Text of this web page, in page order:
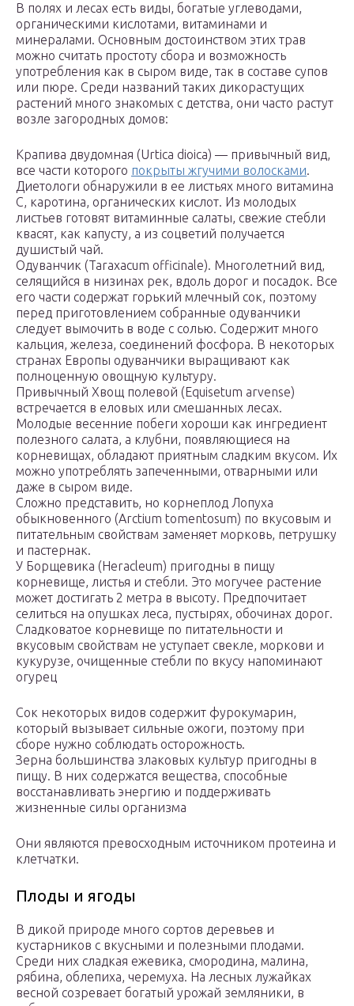
В полях и лесах есть виды, богатые углеводами,
органическими кислотами, витаминами и
минералами. Основным достоинством этих трав
можно считать простоту сбора и возможность
употребления как в сыром виде, так в составе супов
или пюре. Среди названий таких дикорастущих
растений много знакомых с детства, они часто растут
возле загородных домов:
Крапива двудомная (Urtica dioica) — привычный вид,
все части которого покрыты жгучими волосками.
Диетологи обнаружили в ее листьях много витамина
С, каротина, органических кислот. Из молодых
листьев готовят витаминные салаты, свежие стебли
квасят, как капусту, а из соцветий получается
душистый чай.
Одуванчик (Taraxacum officinale). Многолетний вид,
селящийся в низинах рек, вдоль дорог и посадок. Все
его части содержат горький млечный сок, поэтому
перед приготовлением собранные одуванчики
следует вымочить в воде с солью. Содержит много
кальция, железа, соединений фосфора. В некоторых
странах Европы одуванчики выращивают как
полноценную овощную культуру.
Привычный Хвощ полевой (Equisetum arvense)
встречается в еловых или смешанных лесах.
Молодые весенние побеги хороши как ингредиент
полезного салата, а клубни, появляющиеся на
корневищах, обладают приятным сладким вкусом. Их
можно употреблять запеченными, отварными или
даже в сыром виде.
Сложно представить, но корнеплод Лопуха
обыкновенного (Arctium tomentosum) по вкусовым и
питательным свойствам заменяет морковь, петрушку
и пастернак.
У Борщевика (Heracleum) пригодны в пищу
корневище, листья и стебли. Это могучее растение
может достигать 2 метра в высоту. Предпочитает
селиться на опушках леса, пустырях, обочинах дорог.
Сладковатое корневище по питательности и
вкусовым свойствам не уступает свекле, моркови и
кукурузе, очищенные стебли по вкусу напоминают
огурец
Сок некоторых видов содержит фурокумарин,
который вызывает сильные ожоги, поэтому при
сборе нужно соблюдать осторожность.
Зерна большинства злаковых культур пригодны в
пищу. В них содержатся вещества, способные
восстанавливать энергию и поддерживать
жизненные силы организма
Они являются превосходным источником протеина и
клетчатки.
Плоды и ягоды
В дикой природе много сортов деревьев и
кустарников с вкусными и полезными плодами.
Среди них сладкая ежевика, смородина, малина,
рябина, облепиха, черемуха. На лесных лужайках
весной созревает богатый урожай земляники, в